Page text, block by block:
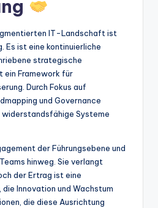
IT-Landschaft ist
Es ist eine kontinuierliche
strategische
ein Framework für
Durch Fokus auf
und Governance
widerstandsfähige Systeme
der Führungsebene und
hinweg. Sie verlangt
der Ertrag ist eine
Innovation und Wachstum
die diese Ausrichtung